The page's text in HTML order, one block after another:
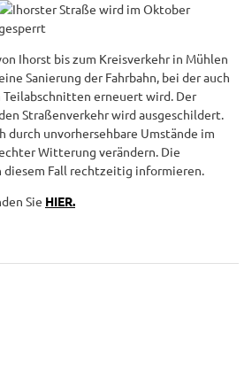
Ihorst bis zum Kreisverkehr in Mühlen
Sanierung der Fahrbahn, bei der auch
Teilabschnitten erneuert wird. Der
Straßenverkehr wird ausgeschildert.
durch unvorhersehbare Umstände im
Witterung verändern. Die
Fall rechtzeitig informieren.
Sie HIER.